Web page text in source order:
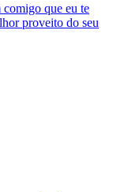
comigo que eu te
proveito do seu